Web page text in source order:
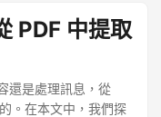
PDF 中提取
還是處理訊息，從
。在本文中，我們探